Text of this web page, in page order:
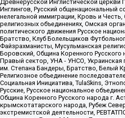
Древнерусской Инглистической
Инглингов, Русский общенациональный
нелегальной иммиграции, Кровь и
религиозных объединениях, Омская
политического движения Русское
Братство, Клуб Болельщиков
Файзрахманисты, Мусульманская
Боровский, Община Коренного
Правый сектор, УНА - УНСО, Украинская
им. Степана Бандеры, Братство, Белый
Религиозное объединение
Социальная Инициатива, TulaSkins,
Русские, Русское национальное
Община Коренного Русского народа г.
крымскотатарского народа, Рубеж
экстремистской деятельности,